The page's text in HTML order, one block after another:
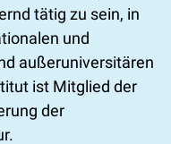
tätig zu sein, in
und
außeruniversitären
ist Mitglied der
der